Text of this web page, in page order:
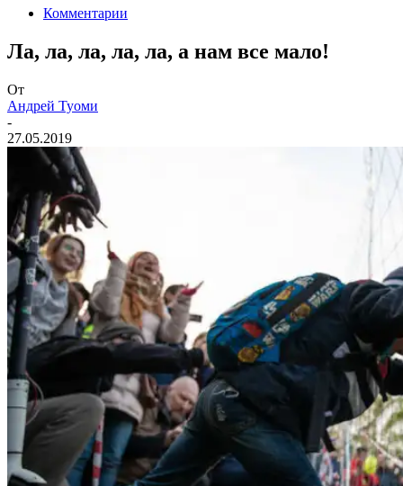
Комментарии
Ла, ла, ла, ла, ла, а нам все мало!
От
Андрей Туоми
-
27.05.2019